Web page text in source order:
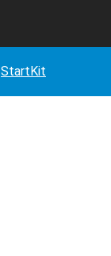
StartKit